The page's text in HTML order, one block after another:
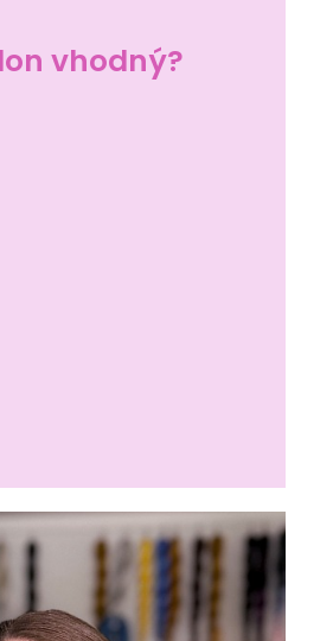
vhodný?